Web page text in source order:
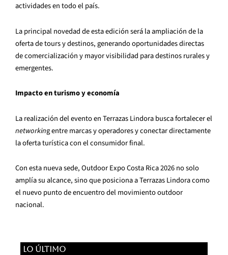
actividades en todo el país.
La principal novedad de esta edición será la ampliación de la
oferta de tours y destinos, generando oportunidades directas
de comercialización y mayor visibilidad para destinos rurales y
emergentes.
Impacto en turismo y economía
La realización del evento en Terrazas Lindora busca fortalecer el
networking entre marcas y operadores y conectar directamente
la oferta turística con el consumidor final.
Con esta nueva sede, Outdoor Expo Costa Rica 2026 no solo
amplía su alcance, sino que posiciona a Terrazas Lindora como
el nuevo punto de encuentro del movimiento outdoor
nacional.
LO ÚLTIMO